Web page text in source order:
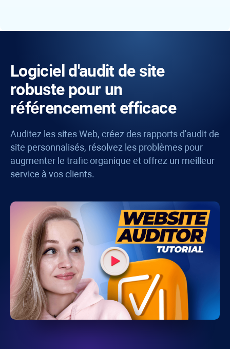
Logiciel d'audit de site
robuste pour un
référencement efficace
Auditez les sites Web, créez des rapports d'audit de
site personnalisés, résolvez les problèmes pour
augmenter le trafic organique et offrez un meilleur
service à vos clients.